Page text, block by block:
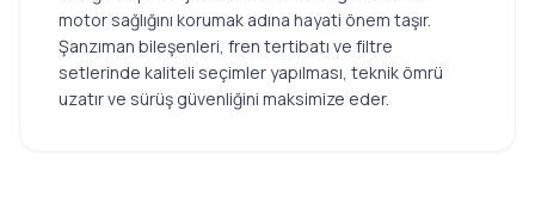
motor sağlığını korumak adına hayati önem taşır.
Şanzıman bileşenleri, fren tertibatı ve filtre
setlerinde kaliteli seçimler yapılması, teknik ömrü
uzatır ve sürüş güvenliğini maksimize eder.